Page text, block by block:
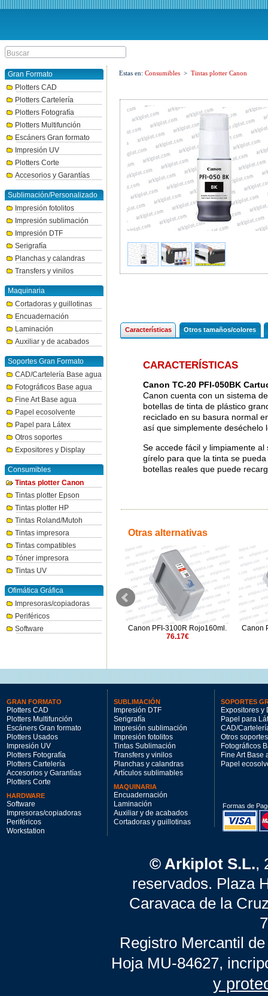
Gran Formato
Plotters CAD
Plotters Cartelería
Plotters Fotografía
Plotters Multifunción
Escáners Gran formato
Impresión UV
Plotters Corte
Accesorios y Garantías
Sublimación/Personalizado
Impresión fotolitos
Impresión sublimación
Impresión DTF
Serigrafía
Planchas y calandras
Transfers y vinilos
Maquinaria
Cortadoras y guillotinas
Encuadernación
Laminación
Auxiliar y de acabados
Soportes Gran Formato
CAD/Cartelería Base agua
Fotográficos Base agua
Fine Art Base agua
Papel ecosolvente
Papel para Látex
Otros soportes
Expositores y Display
Consumibles
Tintas plotter Canon
Tintas plotter Epson
Tintas plotter HP
Tintas Roland/Mutoh
Tintas impresora
Tintas compatibles
Tóner impresora
Tintas UV
Ofimática Gráfica
Impresoras/copiadoras
Periféricos
Software
Estas en: Consumibles > Tintas plotter Canon
Características Otros tamaños/colores
CARACTERÍSTICAS
Canon TC-20 PFI-050BK
Canon cuenta con un sistema
botellas de tinta de plástico
reciclado en su basura normal
así que simplemente deséchelo
Se accede fácil y limpiamente
gírelo para que la tinta se
botellas reales que puede
Otras alternativas
Canon PF-10 Cabezal
Canon PFI-3100R Rojo160ml.
76.17€
Canon
GRAN FORMATO
Plotters CAD
Plotters Multifunción
Escáners Gran formato
Plotters Usados
Impresión UV
Plotters Fotografía
Plotters Cartelería
Accesorios y Garantías
Plotters Corte
HARDWARE
Software
Impresoras/copiadoras
Periféricos
Workstation
SUBLIMACIÓN
Impresión DTF
Serigrafía
Impresión sublimación
Impresión fotolitos
Tintas Sublimación
Transfers y vinilos
Planchas y calandras
Artículos sublimables
MAQUINARIA
Encuadernación
Laminación
Auxiliar y de acabados
Cortadoras y guillotinas
SOPORTES
Expositores y
Papel para
CAD/
Otros soportes
Fotográficos
Fine Art Base
Papel
Formas de
© Arkiplot S.L.,
reservados. Plaza
Caravaca de la
Registro Mercantil
Hoja MU-84627,
y